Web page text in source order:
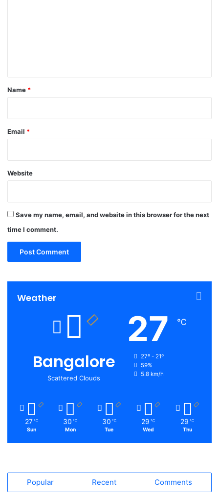
*
Name *
Email *
Website
Save my name, email, and website in this browser for the next
time I comment.
Weather
Bangalore
Scattered Clouds
27 ℃
27º - 21º
59%
5.8 km/h
27 ℃
Sun
30 ℃
Mon
30 ℃
Tue
29 ℃
Wed
29 ℃
Thu
Popular Recent Comments